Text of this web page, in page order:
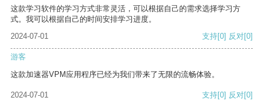
这款学习软件的学习方式非常灵活，可以根据自己的需求选择学习方
式。我可以根据自己的时间安排学习进度。
2024-07-01
支持[0] 反对[0]
游客
这款加速器VPM应用程序已经为我们带来了无限的流畅体验。
2024-07-01 支持[0] 反对[0]